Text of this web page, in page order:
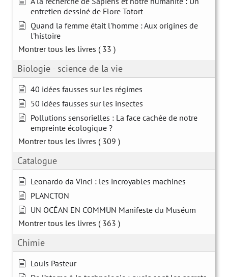
entretien dessiné de Flore Totort
Quand la femme était l'homme : Aux origines de
l'histoire
Montrer tous les livres ( 33 )
Biologie - science de la vie
40 idées fausses sur les régimes
50 idées fausses sur les insectes
Pollutions sensorielles : La face cachée de notre
empreinte écologique ?
Montrer tous les livres ( 309 )
Catalogue
Leonardo da Vinci : les incroyables machines
PLANCTON
UN OCÉAN EN COMMUN Manifeste du Muséum
Montrer tous les livres ( 363 )
Chimie
Louis Pasteur